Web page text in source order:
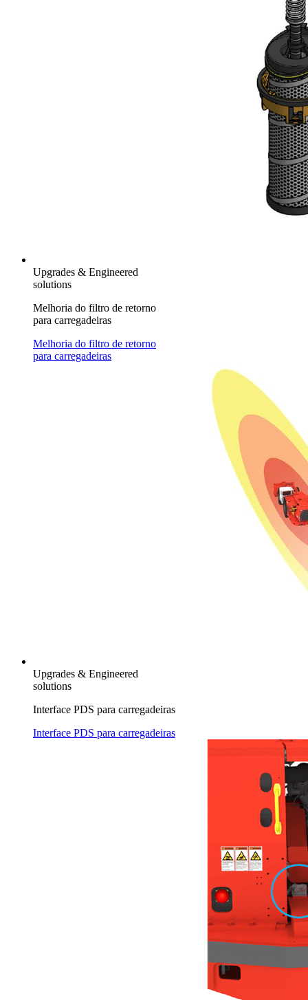
Upgrades & Engineered
solutions
Melhoria do filtro de retorno
para carregadeiras
Melhoria do filtro de retorno
para carregadeiras
Upgrades & Engineered
solutions
Interface PDS para carregadeiras
Interface PDS para carregadeiras